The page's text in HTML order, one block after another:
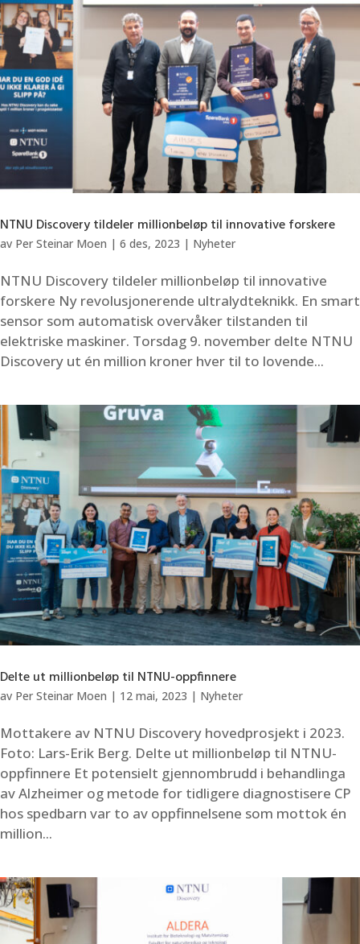
NTNU Discovery tildeler millionbeløp til innovative forskere
av Per Steinar Moen | 6 des, 2023 | Nyheter
NTNU Discovery tildeler millionbeløp til innovative
forskere Ny revolusjonerende ultralydteknikk. En smart
sensor som automatisk overvåker tilstanden til
elektriske maskiner. Torsdag 9. november delte NTNU
Discovery ut én million kroner hver til to lovende...
Delte ut millionbeløp til NTNU-oppfinnere
av Per Steinar Moen | 12 mai, 2023 | Nyheter
Mottakere av NTNU Discovery hovedprosjekt i 2023.
Foto: Lars-Erik Berg. Delte ut millionbeløp til NTNU-
oppfinnere Et potensielt gjennombrudd i behandlinga
av Alzheimer og metode for tidligere diagnostisere CP
hos spedbarn var to av oppfinnelsene som mottok én
million...